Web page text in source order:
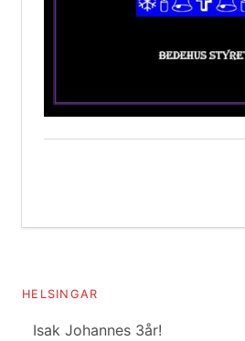
HELSINGAR
Isak Johannes 3år!